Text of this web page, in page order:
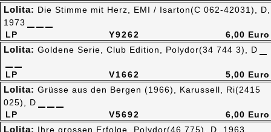
Y9262
LP
Lolita: Die Stimme mit Herz, EMI / Isarton(C 062-42031), D,
1973
6,00 Euro
V1662
LP
Lolita: Goldene Serie, Club Edition, Polydor(34 744 3), D
5,00 Euro
V5692
LP
Lolita: Grüsse aus den Bergen (1966), Karussell, Ri(2415
025), D
6,00 Euro
Lolita: Ihre grossen Erfolge, Polydor(46 775), D, 1963